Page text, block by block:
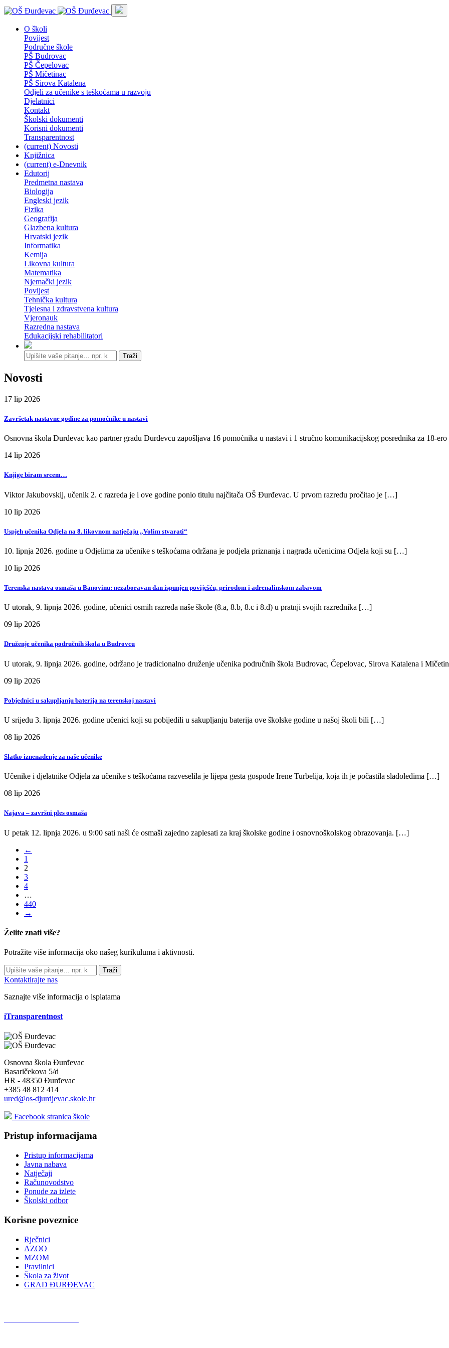
O školi
Povijest
Područne škole
PŠ Budrovac
PŠ Čepelovac
PŠ Mičetinac
PŠ Sirova Katalena
Odjeli za učenike s teškoćama u razvoju
Djelatnici
Kontakt
Školski dokumenti
Korisni dokumenti
Transparentnost
(current) Novosti
Knjižnica
(current) e-Dnevnik
Edutorij
Predmetna nastava
Biologija
Engleski jezik
Fizika
Geografija
Glazbena kultura
Hrvatski jezik
Informatika
Kemija
Likovna kultura
Matematika
Njemački jezik
Povijest
Tehnička kultura
Tjelesna i zdravstvena kultura
Vjeronauk
Razredna nastava
Edukacijski rehabilitatori
Traži
Novosti
17 lip 2026
Završetak nastavne godine za pomoćnike u nastavi
Osnovna škola Đurđevac kao partner gradu Đurđevcu zapošljava 16 pomoćnika u nastavi i 1 stručno komunikacijskog posrednika za 18-
14 lip 2026
Knjige biram srcem…
Viktor Jakubovskij, učenik 2. c razreda je i ove godine ponio titulu najčitača OŠ Đurđevac. U prvom razredu pročitao je […]
10 lip 2026
Uspjeh učenika Odjela na 8. likovnom natječaju „Volim stvarati“
10. lipnja 2026. godine u Odjelima za učenike s teškoćama održana je podjela priznanja i nagrada učenicima Odjela koji su […]
10 lip 2026
Terenska nastava osmaša u Banovinu: nezaboravan dan ispunjen poviješću, prirodom i adrenalinskom zabavom
U utorak, 9. lipnja 2026. godine, učenici osmih razreda naše škole (8.a, 8.b, 8.c i 8.d) u pratnji svojih razrednika […]
09 lip 2026
Druženje učenika područnih škola u Budrovcu
U utorak, 9. lipnja 2026. godine, održano je tradicionalno druženje učenika područnih škola Budrovac, Čepelovac, Sirova Katalena i
09 lip 2026
Pobjednici u sakupljanju baterija na terenskoj nastavi
U srijedu 3. lipnja 2026. godine učenici koji su pobijedili u sakupljanju baterija ove školske godine u našoj školi bili […]
08 lip 2026
Slatko iznenađenje za naše učenike
Učenike i djelatnike Odjela za učenike s teškoćama razveselila je lijepa gesta gospođe Irene Turbelija, koja ih je počastila sladoledima […]
08 lip 2026
Najava – završni ples osmaša
U petak 12. lipnja 2026. u 9:00 sati naši će osmaši zajedno zaplesati za kraj školske godine i osnovnoškolskog obrazovanja. […]
←
1
2
3
4
…
440
→
Želite znati više?
Potražite više informacija oko našeg kurikuluma i aktivnosti.
Traži
Kontaktirajte nas
Saznajte više informacija o isplatama
iTransparentnost
Osnovna škola Đurđevac
Basaričekova 5/d
HR - 48350 Đurđevac
+385 48 812 414
ured@os-djurdjevac.skole.hr
Facebook stranica škole
Pristup informacijama
Pristup informacijama
Javna nabava
Natječaji
Računovodstvo
Ponude za izlete
Školski odbor
Korisne poveznice
Rječnici
AZOO
MZOM
Pravilnici
Škola za život
GRAD ĐURĐEVAC